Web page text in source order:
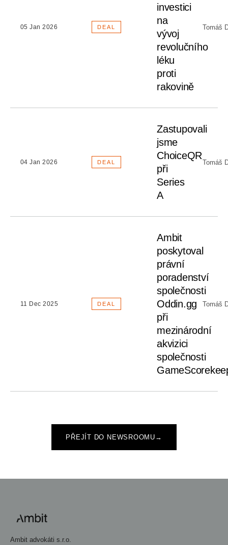
05 Jan 2026 DEAL
investici
na
vývoj
revolučního
léku
proti
rakovině
Tomáš
04 Jan 2026 DEAL
Zastupovali
jsme
ChoiceQR
při
Series
A
Tomáš
11 Dec 2025 DEAL
Ambit
poskytoval
právní
poradenství
společnosti
Oddin.gg
při
mezinárodní
akvizici
společnosti
Tomáš
PŘEJÍT DO NEWSROOMU →
Ambit advokáti s.r.o.